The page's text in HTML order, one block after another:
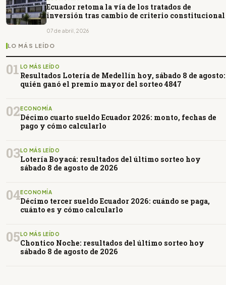
Ecuador retoma la vía de los tratados de
inversión tras cambio de criterio constitucional
07 de abril, 2026
LO MÁS LEÍDO
01 LO MÁS LEÍDO
Resultados Lotería de Medellín hoy, sábado 8 de agosto:
quién ganó el premio mayor del sorteo 4847
02 ECONOMÍA
Décimo cuarto sueldo Ecuador 2026: monto, fechas de
pago y cómo calcularlo
03LO MÁS LEÍDO
Lotería Boyacá: resultados del último sorteo hoy
sábado 8 de agosto de 2026
04ECONOMÍA
Décimo tercer sueldo Ecuador 2026: cuándo se paga,
cuánto es y cómo calcularlo
05 LO MÁS LEÍDO
Chontico Noche: resultados del último sorteo hoy
sábado 8 de agosto de 2026